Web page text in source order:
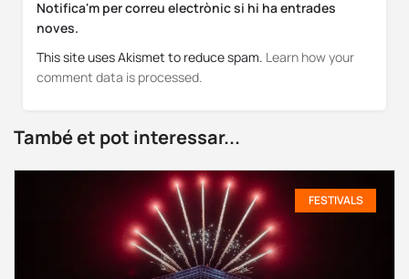
Notifica'm per correu electrònic si hi ha entrades
noves.
This site uses Akismet to reduce spam. Learn how your
comment data is processed.
També et pot interessar...
FESTIVALS